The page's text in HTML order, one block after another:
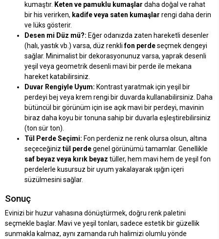
kumaştır. Keten ve pamuklu kumaşlar daha doğal ve rahat
bir his verirken, kadife veya saten kumaşlar rengi daha derin
ve lüks gösterir.
Desen mi Düz mü?: Eğer odanızda zaten hareketli desenler
(halı, yastık vb.) varsa, düz renklifon perdeseçmek dengeyi
sağlar. Minimalist bir dekorasyonunuz varsa, yaprak desenli
yeşil veya geometrik desenli mavi bir perde ile mekana
hareket katabilirsiniz.
Duvar Rengiyle Uyum: Kontrast yaratmak için yeşil bir
perdeyi bej veya krem rengi bir duvarda kullanabilirsiniz. Daha
bütüncül bir görünüm için ise açık mavi bir perdeyi, mavinin
biraz daha koyu bir tonuna sahip bir duvarla eşleştirebilirsiniz
(ton sür ton).
Tül Perde Seçimi: Fon perdeniz ne renk olursa olsun, altına
seçeceğiniz tül perdegenel görünümü tamamlar. Genellikle
saf beyaz veya kırık beyaz tüller, hem mavi hem de yeşil fon
perdelerle kusursuz bir uyum yakalayarak ışığın içeri
süzülmesini sağlar.
Sonuç
Evinizi bir huzur vahasına dönüştürmek, doğru renk paletini
seçmekle başlar. Mavi ve yeşil tonları, sadece estetik bir güzellik
sunmakla kalmaz, aynı zamanda ruh halimizi olumlu yönde